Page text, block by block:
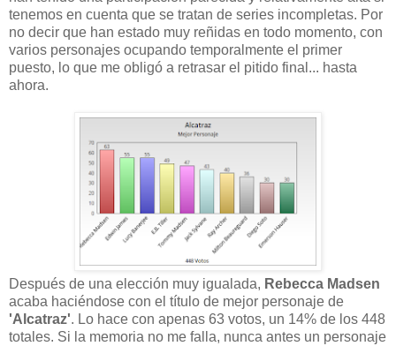
tenemos en cuenta que se tratan de series incompletas. Por
no decir que han estado muy reñidas en todo momento, con
varios personajes ocupando temporalmente el primer
puesto, lo que me obligó a retrasar el pitido final... hasta
ahora.
Después de una elección muy igualada, Rebecca Madsen
acaba haciéndose con el título de mejor personaje de
'Alcatraz'. Lo hace con apenas 63 votos, un 14% de los 448
totales. Si la memoria no me falla, nunca antes un personaje